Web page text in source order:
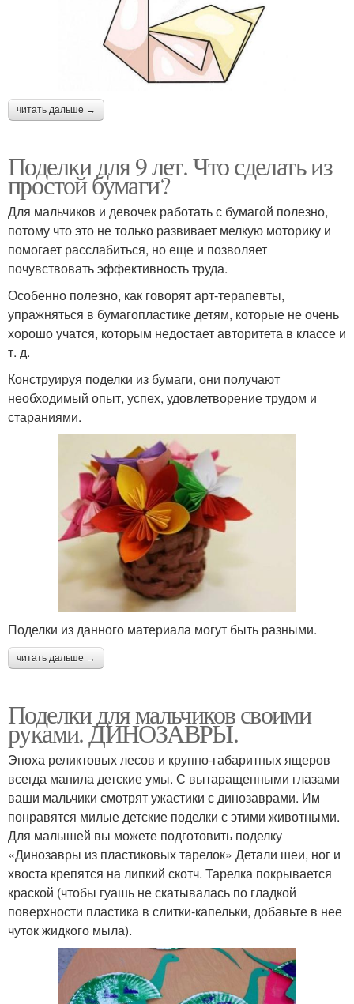
читать дальше →
Поделки для 9 лет. Что сделать из
простой бумаги?
Для мальчиков и девочек работать с бумагой полезно,
потому что это не только развивает мелкую моторику и
помогает расслабиться, но еще и позволяет
почувствовать эффективность труда.
Особенно полезно, как говорят арт-терапевты,
упражняться в бумагопластике детям, которые не очень
хорошо учатся, которым недостает авторитета в классе и
т. д.
Конструируя поделки из бумаги, они получают
необходимый опыт, успех, удовлетворение трудом и
стараниями.
Поделки из данного материала могут быть разными.
читать дальше →
Поделки для мальчиков своими
руками. ДИНОЗАВРЫ.
Эпоха реликтовых лесов и крупно-габаритных ящеров
всегда манила детские умы. С вытаращенными глазами
ваши мальчики смотрят ужастики с динозаврами. Им
понравятся милые детские поделки с этими животными.
Для малышей вы можете подготовить поделку
«Динозавры из пластиковых тарелок» Детали шеи, ног и
хвоста крепятся на липкий скотч. Тарелка покрывается
краской (чтобы гуашь не скатывалась по гладкой
поверхности пластика в слитки-капельки, добавьте в нее
чуток жидкого мыла).